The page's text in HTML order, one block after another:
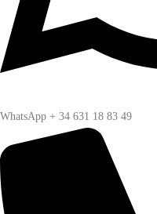
WhatsApp + 34 631 18 83 49